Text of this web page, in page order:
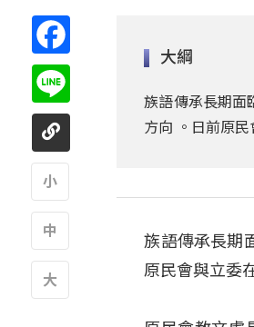
大綱
族語傳承長期面
方向 。日前原
族語傳承長期
原民會與立委